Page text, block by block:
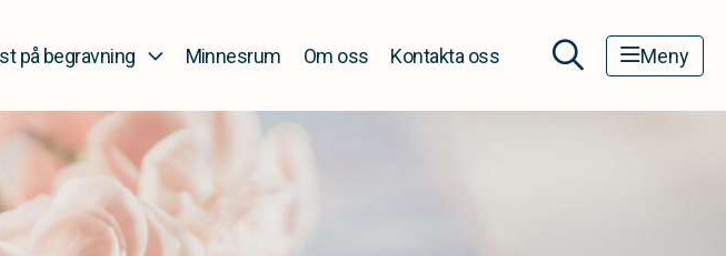
på begravning Minnesrum Om oss Kontakta oss Meny